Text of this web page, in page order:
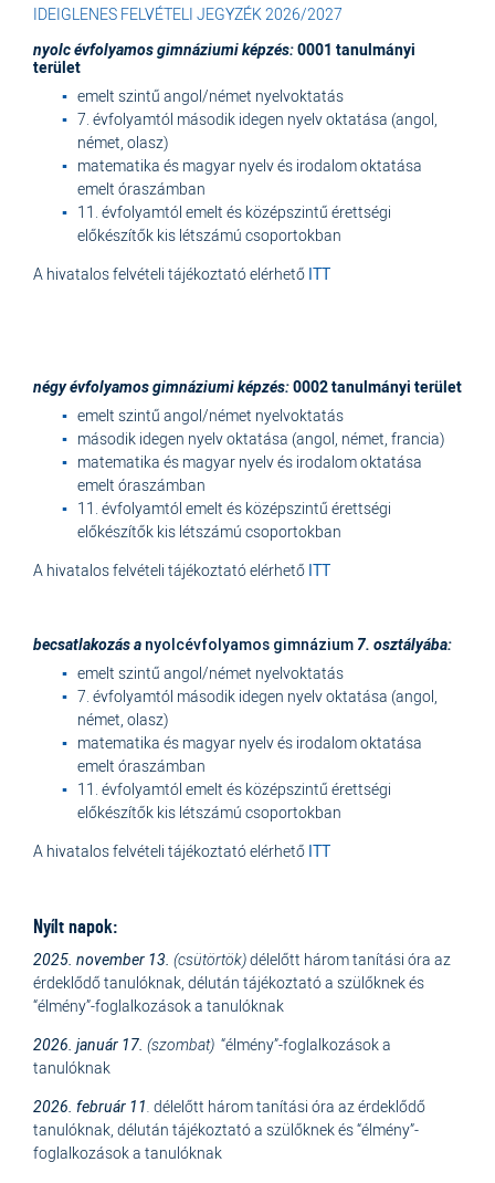
IDEIGLENES FELVÉTELI JEGYZÉK 2026/2027
nyolc évfolyamos gimnáziumi képzés:0001 tanulmányi
terület
emelt szintű angol/német nyelvoktatás
7. évfolyamtól második idegen nyelv oktatása (angol,
német, olasz)
matematika és magyar nyelv és irodalom oktatása
emelt óraszámban
11. évfolyamtól emelt és középszintű érettségi
előkészítők kis létszámú csoportokban
A hivatalos felvételi tájékoztató elérhető ITT
négy évfolyamos gimnáziumi képzés:0002 tanulmányi terület
emelt szintű angol/német nyelvoktatás
második idegen nyelv oktatása (angol, német, francia)
matematika és magyar nyelv és irodalom oktatása
emelt óraszámban
11. évfolyamtól emelt és középszintű érettségi
előkészítők kis létszámú csoportokban
A hivatalos felvételi tájékoztató elérhető ITT
becsatlakozás a nyolcévfolyamos gimnázium 7. osztályába:
emelt szintű angol/német nyelvoktatás
7. évfolyamtól második idegen nyelv oktatása (angol,
német, olasz)
matematika és magyar nyelv és irodalom oktatása
emelt óraszámban
11. évfolyamtól emelt és középszintű érettségi
előkészítők kis létszámú csoportokban
A hivatalos felvételi tájékoztató elérhető ITT
Nyílt napok:
2025. november 13. (csütörtök)délelőtt három tanítási óra az
érdeklődő tanulóknak, délután tájékoztató a szülőknek és
“élmény”-foglalkozások a tanulóknak
2026. január 17. (szombat) “élmény”-foglalkozások a
tanulóknak
2026. február 11. délelőtt három tanítási óra az érdeklődő
tanulóknak, délután tájékoztató a szülőknek és “élmény”-
foglalkozások a tanulóknak